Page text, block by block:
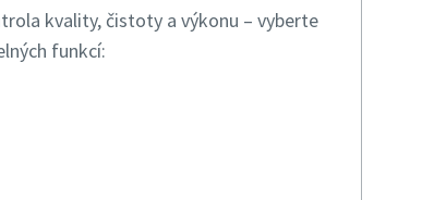
kvality, čistoty a výkonu – vyberte
funkcí: